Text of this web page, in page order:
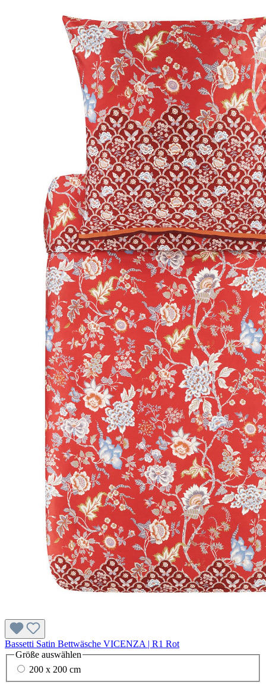
Bassetti Satin Bettwäsche VICENZA | R1 Rot
Größe auswählen
200 x 200 cm